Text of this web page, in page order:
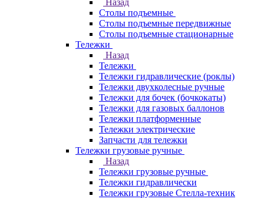
Назад
Столы подъемные
Столы подъемные передвижные
Столы подъемные стационарные
Тележки
Назад
Тележки
Тележки гидравлические (роклы)
Тележки двухколесные ручные
Тележки для бочек (бочкокаты)
Тележки для газовых баллонов
Тележки платформенные
Тележки электрические
Запчасти для тележки
Тележки грузовые ручные
Назад
Тележки грузовые ручные
Тележки гидравлически
Тележки грузовые Стелла-техник